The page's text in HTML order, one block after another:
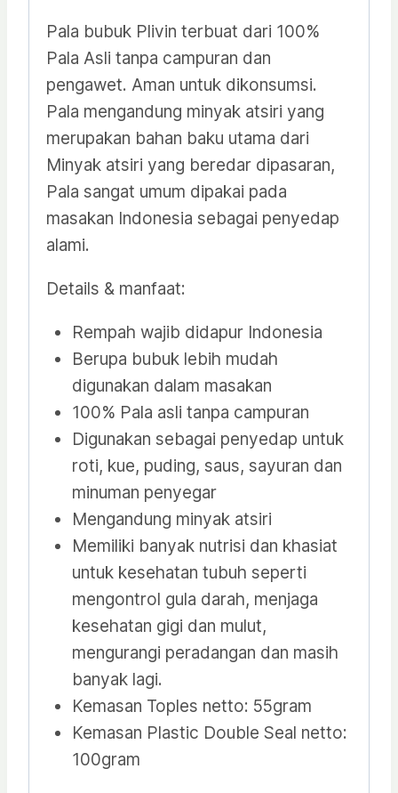
Pala bubuk Plivin terbuat dari 100%
Pala Asli tanpa campuran dan
pengawet. Aman untuk dikonsumsi.
Pala mengandung minyak atsiri yang
merupakan bahan baku utama dari
Minyak atsiri yang beredar dipasaran,
Pala sangat umum dipakai pada
masakan Indonesia sebagai penyedap
alami.
Details & manfaat:
Rempah wajib didapur Indonesia
Berupa bubuk lebih mudah
digunakan dalam masakan
100% Pala asli tanpa campuran
Digunakan sebagai penyedap untuk
roti, kue, puding, saus, sayuran dan
minuman penyegar
Mengandung minyak atsiri
Memiliki banyak nutrisi dan khasiat
untuk kesehatan tubuh seperti
mengontrol gula darah, menjaga
kesehatan gigi dan mulut,
mengurangi peradangan dan masih
banyak lagi.
Kemasan Toples netto: 55gram
Kemasan Plastic Double Seal netto:
100gram